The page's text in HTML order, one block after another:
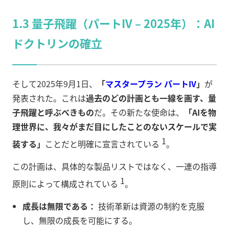
1.3 量子飛躍（パートIV – 2025年）：AI
ドクトリンの確立
そして2025年9月1日、 「マスタープラン パートIV」 が
発表された。これは過去のどの計画とも一線を画す、量
子飛躍と呼ぶべきものだ。その新たな使命は、
「AIを物
理世界に、我々がまだ目にしたことのないスケールで実
装する」 ことだと明確に宣言されている 1。
この計画は、具体的な製品リストではなく、一連の指導
原則によって構成されている 1。
成長は無限である： 技術革新は資源の制約を克服
し、無限の成長を可能にする。